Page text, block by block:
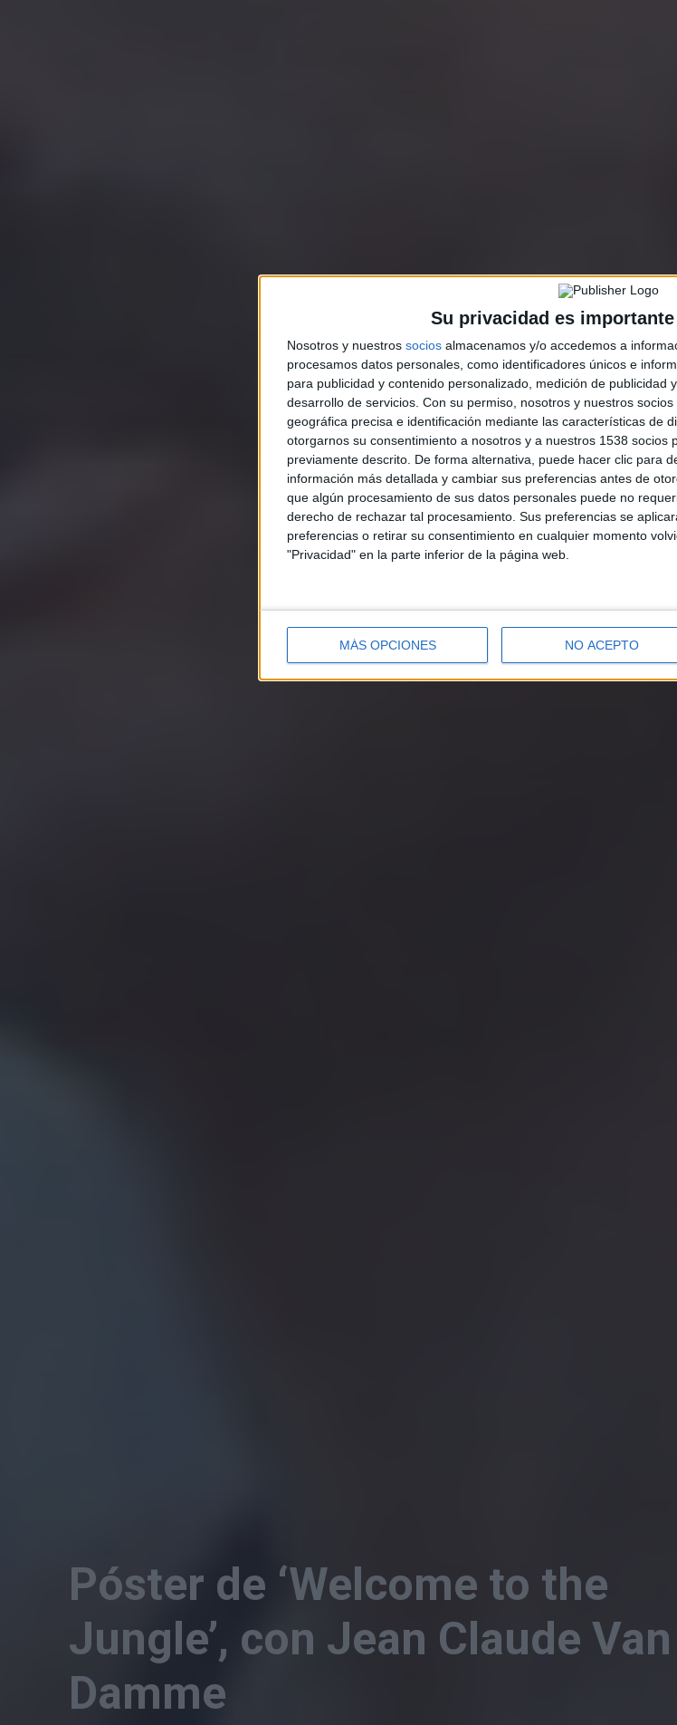
Su privacidad es
Nosotros y nuestros socios almacenamos y/o accedemos a
procesamos datos personales, como identificadores únicos e
para publicidad y contenido personalizado, medición de publicidad
desarrollo de servicios. Con su permiso, nosotros y nuestros
geográfica precisa e identificación mediante las características de
otorgarnos su consentimiento a nosotros y a nuestros 1538 socios
previamente descrito. De forma alternativa, puede hacer clic para
información más detallada y cambiar sus preferencias antes de
que algún procesamiento de sus datos personales puede no
derecho de rechazar tal procesamiento. Sus preferencias se
preferencias o retirar su consentimiento en cualquier momento
"Privacidad" en la parte inferior de la página web.
MÁS OPCIONES NO ACEPTO
Póster de ‘Welcome to the
Jungle’, con Jean Claude Van
Damme